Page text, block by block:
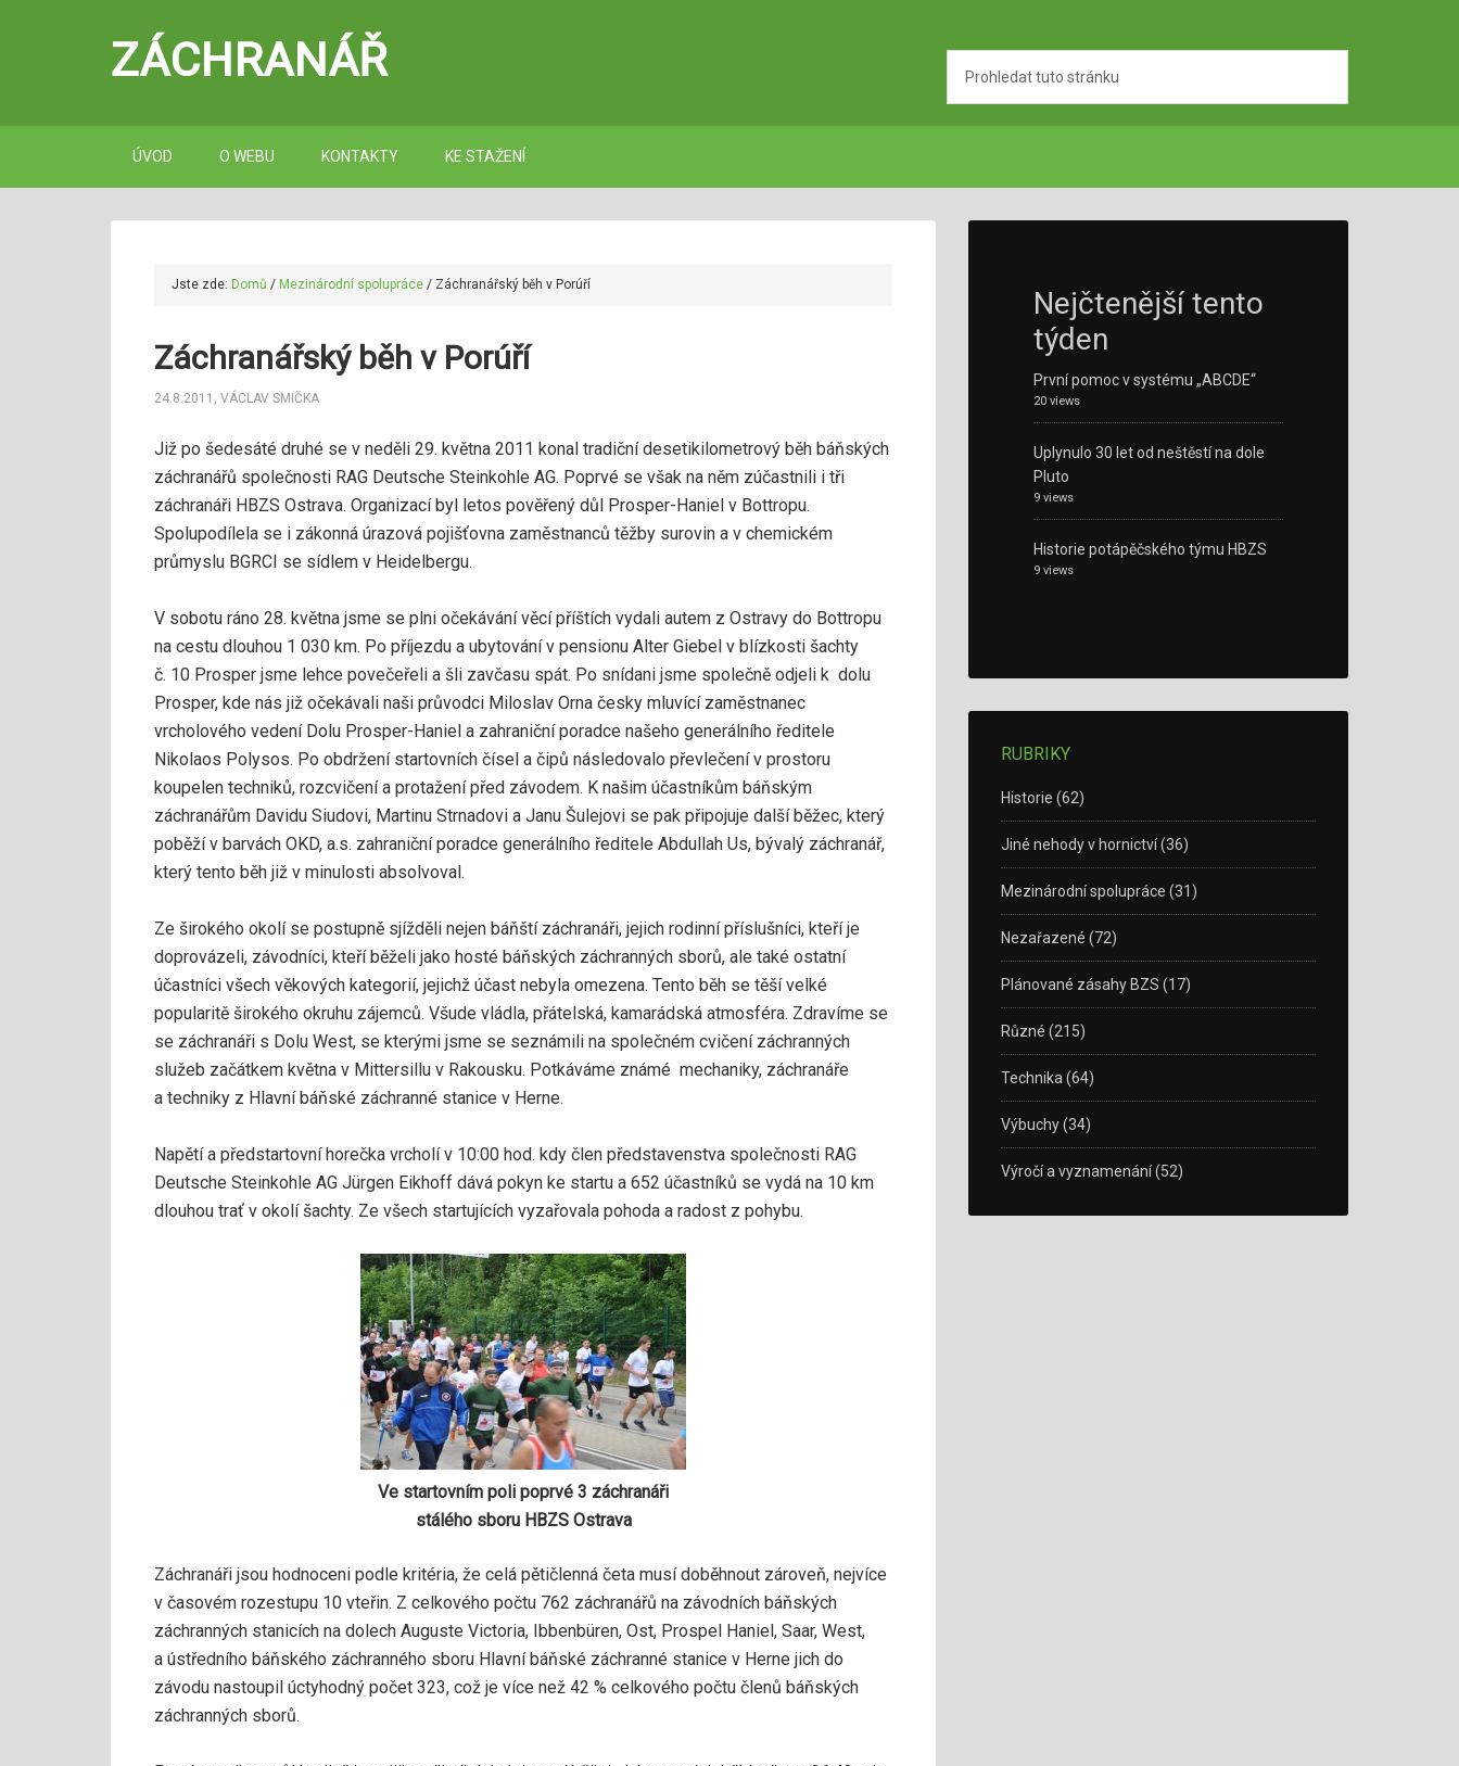
ZÁCHRANÁŘ
ÚVOD O WEBU KONTAKTY KE STAŽENÍ
Jste zde: Domů / Mezinárodní spolupráce / Záchranářský běh v Porúří
Záchranářský běh v Porúří
24.8.2011 , VÁCLAV SMIČKA
Již po šedesáté druhé se v neděli 29. května 2011 konal tradiční desetikilometrový běh báňských
záchranářů společnosti RAG Deutsche Steinkohle AG. Poprvé se však na něm zúčastnili i tři
záchranáři HBZS Ostrava. Organizací byl letos pověřený důl Prosper-Haniel v Bottropu.
Spolupodílela se i zákonná úrazová pojišťovna zaměstnanců těžby surovin a v chemickém
průmyslu BGRCI se sídlem v Heidelbergu.
V sobotu ráno 28. května jsme se plni očekávání věcí příštích vydali autem z Ostravy do Bottropu
na cestu dlouhou 1 030 km. Po příjezdu a ubytování v pensionu Alter Giebel v blízkosti šachty
č. 10 Prosper jsme lehce povečeřeli a šli zavčasu spát. Po snídani jsme společně odjeli k dolu
Prosper, kde nás již očekávali naši průvodci Miloslav Orna česky mluvící zaměstnanec
vrcholového vedení Dolu Prosper-Haniel a zahraniční poradce našeho generálního ředitele
Nikolaos Polysos. Po obdržení startovních čísel a čipů následovalo převlečení v prostoru
koupelen techniků, rozcvičení a protažení před závodem. K našim účastníkům báňským
záchranářům Davidu Siudovi, Martinu Strnadovi a Janu Šulejovi se pak připojuje další běžec, který
poběží v barvách OKD, a.s. zahraniční poradce generálního ředitele Abdullah Us, bývalý záchranář,
který tento běh již v minulosti absolvoval.
Ze širokého okolí se postupně sjížděli nejen báňští záchranáři, jejich rodinní příslušníci, kteří je
doprovázeli, závodníci, kteří běželi jako hosté báňských záchranných sborů, ale také ostatní
účastníci všech věkových kategorií, jejichž účast nebyla omezena. Tento běh se těší velké
popularitě širokého okruhu zájemců. Všude vládla, přátelská, kamarádská atmosféra. Zdravíme se
se záchranáři s Dolu West, se kterými jsme se seznámili na společném cvičení záchranných
služeb začátkem května v Mittersillu v Rakousku. Potkáváme známé mechaniky, záchranáře
a techniky z Hlavní báňské záchranné stanice v Herne.
Napětí a předstartovní horečka vrcholí v 10:00 hod. kdy člen představenstva společnosti RAG
Deutsche Steinkohle AG Jürgen Eikhoff dává pokyn ke startu a 652 účastníků se vydá na 10 km
dlouhou trať v okolí šachty. Ze všech startujících vyzařovala pohoda a radost z pohybu.
Ve startovním poli poprvé 3 záchranáři
stálého sboru HBZS Ostrava
Záchranáři jsou hodnoceni podle kritéria, že celá pětičlenná četa musí doběhnout zároveň, nejvíce
v časovém rozestupu 10 vteřin. Z celkového počtu 762 záchranářů na závodních báňských
záchranných stanicích na dolech Auguste Victoria, Ibbenbüren, Ost, Prospel Haniel, Saar, West,
a ústředního báňského záchranného sboru Hlavní báňské záchranné stanice v Herne jich do
závodu nastoupil úctyhodný počet 323, což je více než 42 % celkového počtu členů báňských
záchranných sborů.
Nejčtenější tento
týden
První pomoc v systému „ABCDE“
20 views
Uplynulo 30 let od neštěstí na dole
Pluto
9 views
Historie potápěčského týmu HBZS
9 views
RUBRIKY
Historie (62)
Jiné nehody v hornictví(36)
Mezinárodní spolupráce (31)
Nezařazené (72)
Plánované zásahy BZS (17)
Různé (215)
Technika (64)
Výbuchy(34)
Výročí a vyznamenání(52)